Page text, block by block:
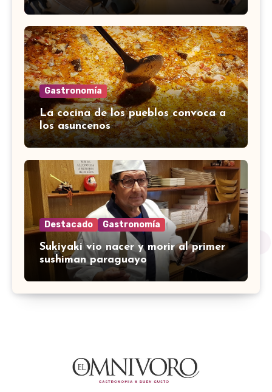
Gastronomía
La cocina de los pueblos convoca a
los asuncenos
Destacado Gastronomía
Sukiyaki vio nacer y morir al primer
sushiman paraguayo